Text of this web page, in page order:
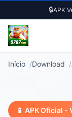
🔒APK
Início Download
📱 APK Oficial -